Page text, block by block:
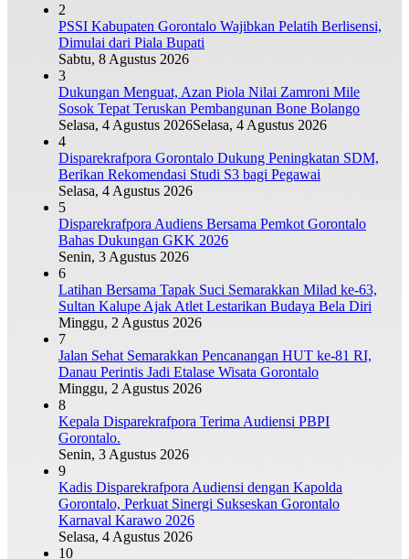
2
PSSI Kabupaten Gorontalo Wajibkan Pelatih Berlisensi,
Dimulai dari Piala Bupati
Sabtu, 8 Agustus 2026
3
Dukungan Menguat, Azan Piola Nilai Zamroni Mile
Sosok Tepat Teruskan Pembangunan Bone Bolango
Selasa, 4 Agustus 2026Selasa, 4 Agustus 2026
4
Disparekrafpora Gorontalo Dukung Peningkatan SDM,
Berikan Rekomendasi Studi S3 bagi Pegawai
Selasa, 4 Agustus 2026
5
Disparekrafpora Audiens Bersama Pemkot Gorontalo
Bahas Dukungan GKK 2026
Senin, 3 Agustus 2026
6
Latihan Bersama Tapak Suci Semarakkan Milad ke-63,
Sultan Kalupe Ajak Atlet Lestarikan Budaya Bela Diri
Minggu, 2 Agustus 2026
7
Jalan Sehat Semarakkan Pencanangan HUT ke-81 RI,
Danau Perintis Jadi Etalase Wisata Gorontalo
Minggu, 2 Agustus 2026
8
Kepala Disparekrafpora Terima Audiensi PBPI
Gorontalo.
Senin, 3 Agustus 2026
9
Kadis Disparekrafpora Audiensi dengan Kapolda
Gorontalo, Perkuat Sinergi Sukseskan Gorontalo
Karnaval Karawo 2026
Selasa, 4 Agustus 2026
10